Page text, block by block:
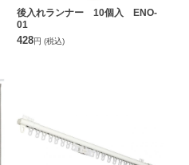
後入れランナー 10個入 ENO-
01
428円 (税込)